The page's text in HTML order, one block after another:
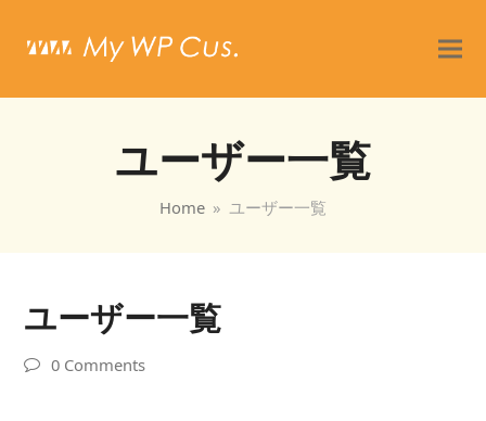
ユーザー一覧
Home » ユーザー一覧
ユーザー一覧
0 Comments